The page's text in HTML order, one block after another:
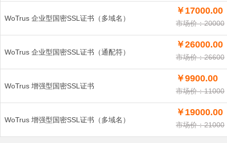
WoTrus 企业型国密SSL证书（多域名）
￥17000.00
市场价：20000
WoTrus 企业型国密SSL证书（通配符）
￥26000.00
市场价：26600
WoTrus 增强型国密SSL证书
￥9900.00
市场价：11000
WoTrus 增强型国密SSL证书（多域名）
￥19000.00
市场价：21000